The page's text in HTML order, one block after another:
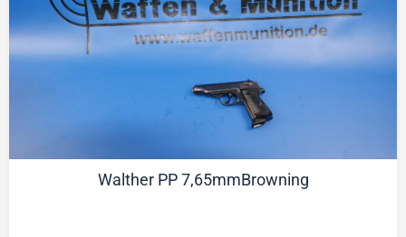
Walther PP 7,65mmBrowning